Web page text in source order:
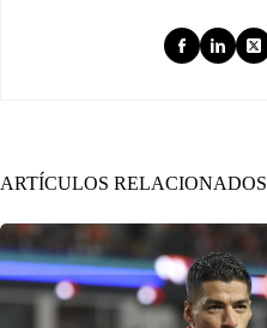
ARTÍCULOS RELACIONADOS